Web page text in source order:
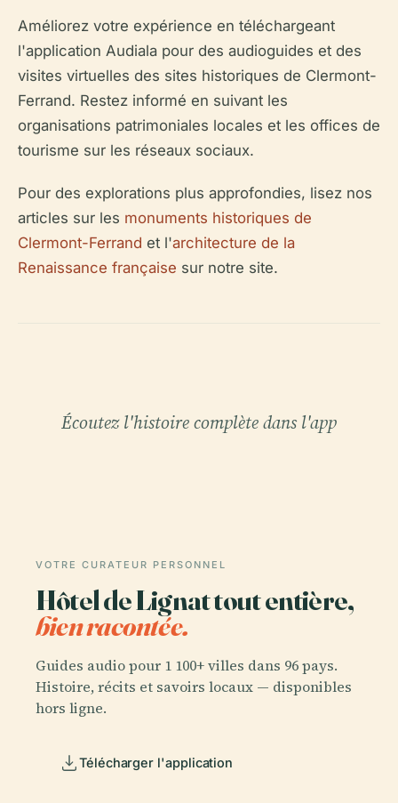
Améliorez votre expérience en téléchargeant
l'application Audiala pour des audioguides et des
visites virtuelles des sites historiques de Clermont-
Ferrand. Restez informé en suivant les
organisations patrimoniales locales et les offices de
tourisme sur les réseaux sociaux.
Pour des explorations plus approfondies, lisez nos
articles sur les monuments historiques de
Clermont-Ferrand et l'architecture de la
Renaissance française sur notre site.
Écoutez l'histoire complète dans l'app
VOTRE CURATEUR PERSONNEL
Hôtel de Lignat tout entière,
bien racontée.
Guides audio pour 1 100+ villes dans 96 pays.
Histoire, récits et savoirs locaux — disponibles
hors ligne.
Télécharger l'application